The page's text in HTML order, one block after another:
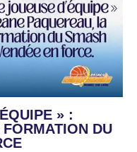
» :
DU